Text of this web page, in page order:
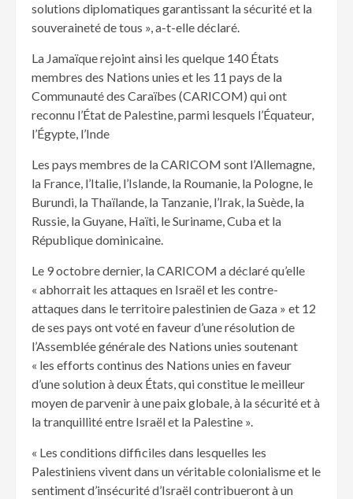
solutions diplomatiques garantissant la sécurité et la
souveraineté de tous », a-t-elle déclaré.
La Jamaïque rejoint ainsi les quelque 140 États
membres des Nations unies et les 11 pays de la
Communauté des Caraïbes (CARICOM) qui ont
reconnu l’État de Palestine, parmi lesquels l’Équateur,
l’Égypte, l’Inde
Les pays membres de la CARICOM sont l’Allemagne,
la France, l’Italie, l’Islande, la Roumanie, la Pologne, le
Burundi, la Thaïlande, la Tanzanie, l’Irak, la Suède, la
Russie, la Guyane, Haïti, le Suriname, Cuba et la
République dominicaine.
Le 9 octobre dernier, la CARICOM a déclaré qu’elle
« abhorrait les attaques en Israël et les contre-
attaques dans le territoire palestinien de Gaza » et 12
de ses pays ont voté en faveur d’une résolution de
l’Assemblée générale des Nations unies soutenant
« les efforts continus des Nations unies en faveur
d’une solution à deux États, qui constitue le meilleur
moyen de parvenir à une paix globale, à la sécurité et à
la tranquillité entre Israël et la Palestine ».
« Les conditions difficiles dans lesquelles les
Palestiniens vivent dans un véritable colonialisme et le
sentiment d’insécurité d’Israël contribueront à un